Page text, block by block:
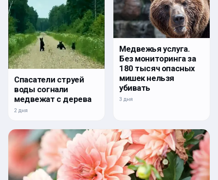
Спасатели струей
воды согнали
медвежат с дерева
2 дня
Медвежья услуга.
Без мониторинга за
180 тысяч опасных
мишек нельзя
убивать
3 дня